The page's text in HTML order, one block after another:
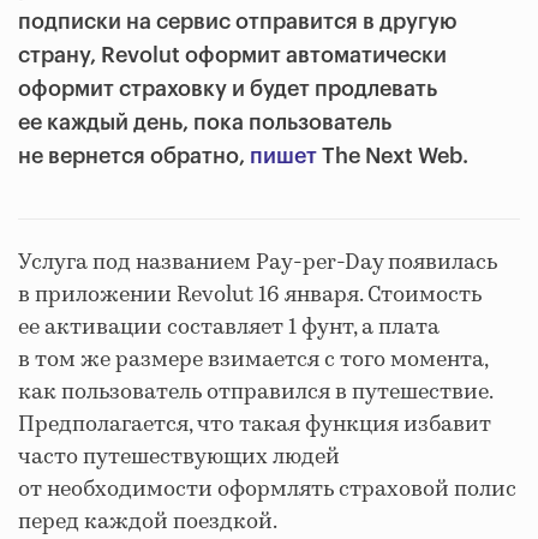
подписки на сервис отправится в другую
страну, Revolut оформит автоматически
оформит страховку и будет продлевать
ее каждый день, пока пользователь
не вернется обратно, пишет The Next Web.
Услуга под названием Pay-per-Day появилась
в приложении Revolut 16 января. Стоимость
ее активации составляет 1 фунт, а плата
в том же размере взимается с того момента,
как пользователь отправился в путешествие.
Предполагается, что такая функция избавит
часто путешествующих людей
от необходимости оформлять страховой полис
перед каждой поездкой.